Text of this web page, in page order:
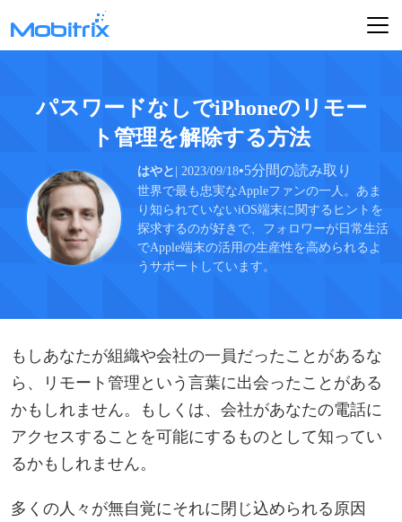
パスワードなしでiPhoneのリモー
ト管理を解除する方法
はやと | 2023/09/18•5分間の読み取り
世界で最も忠実なAppleファンの一人。あま
り知られていないiOS端末に関するヒントを
探求するのが好きで、フォロワーが日常生活
でApple端末の活用の生産性を高められるよ
うサポートしています。
もしあなたが組織や会社の一員だったことがあるな
ら、リモート管理という言葉に出会ったことがある
かもしれません。もしくは、会社があなたの電話に
アクセスすることを可能にするものとして知ってい
るかもしれません。
多くの人々が無自覚にそれに閉じ込められる原因